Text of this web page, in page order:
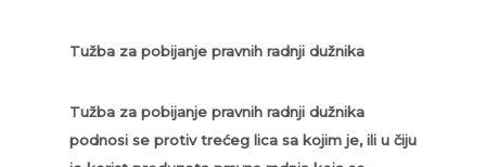
Tužba za pobijanje pravnih radnji dužnika
Tužba za pobijanje pravnih radnji dužnika
podnosi se protiv trećeg lica sa kojim je, ili u čiju